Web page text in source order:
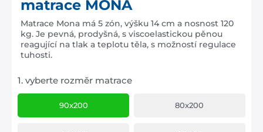
matrace MONA
Matrace Mona má 5 zón, výšku 14 cm a nosnost 120
kg. Je pevná, prodyšná, s viscoelastickou pěnou
reagující na tlak a teplotu těla, s možností regulace
tuhosti.
1. vyberte rozměr matrace
90x200 80x200